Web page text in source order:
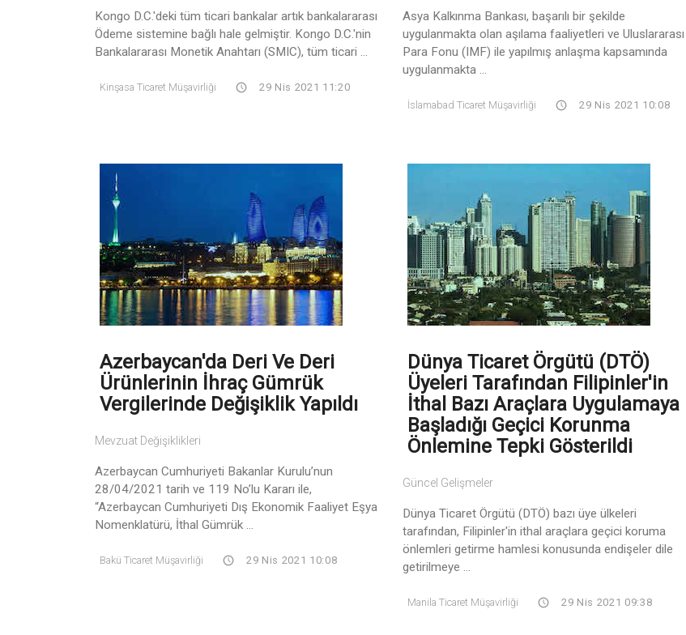
Kongo D.C.'deki tüm ticari bankalar artık bankalararası
Ödeme sistemine bağlı hale gelmiştir. Kongo D.C.'nin
Bankalararası Monetik Anahtarı (SMIC), tüm ticari ...
Kinşasa Ticaret Müşavirliği 29 Nis 2021 11:20
Asya Kalkınma Bankası, başarılı bir şekilde
uygulanmakta olan aşılama faaliyetleri ve Uluslararası
Para Fonu (IMF) ile yapılmış anlaşma kapsamında
uygulanmakta ...
İslamabad Ticaret Müşavirliği 29 Nis 2021 10:08
Azerbaycan'da Deri Ve Deri
Ürünlerinin İhraç Gümrük
Vergilerinde Değişiklik Yapıldı
Mevzuat Değişiklikleri
Azerbaycan Cumhuriyeti Bakanlar Kurulu’nun
28/04/2021 tarih ve 119 No’lu Kararı ile,
“Azerbaycan Cumhuriyeti Dış Ekonomik Faaliyet Eşya
Nomenklatürü, İthal Gümrük ...
Bakü Ticaret Müşavirliği 29 Nis 2021 10:08
Dünya Ticaret Örgütü (DTÖ)
Üyeleri Tarafından Filipinler'in
İthal Bazı Araçlara Uygulamaya
Başladığı Geçici Korunma
Önlemine Tepki Gösterildi
Güncel Gelişmeler
Dünya Ticaret Örgütü (DTÖ) bazı üye ülkeleri
tarafından, Filipinler'in ithal araçlara geçici koruma
önlemleri getirme hamlesi konusunda endişeler dile
getirilmeye ...
Manila Ticaret Müşavirliği 29 Nis 2021 09:38